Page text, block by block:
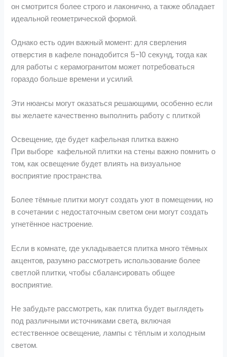
он смотрится более строго и лаконично, а также обладает
идеальной геометрической формой.
Однако есть один важный момент: для сверления
отверстия в кафеле понадобится 5-10 секунд, тогда как
для работы с керамогранитом может потребоваться
гораздо больше времени и усилий.
Эти нюансы могут оказаться решающими, особенно если
вы желаете качественно выполнить работу с плиткой
Освещение, где будет кафельная плитка важно
При выборе кафельной плитки на стены важно помнить о
том, как освещение будет влиять на визуальное
восприятие пространства.
Более тёмные плитки могут создать уют в помещении, но
в сочетании с недостаточным светом они могут создать
угнетённое настроение.
Если в комнате, где укладывается плитка много тёмных
акцентов, разумно рассмотреть использование более
светлой плитки, чтобы сбалансировать общее
восприятие.
Не забудьте рассмотреть, как плитка будет выглядеть
под различными источниками света, включая
естественное освещение, лампы с тёплым и холодным
светом.